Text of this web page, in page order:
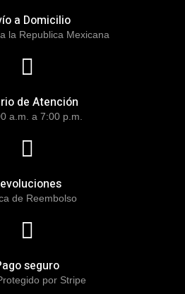
a Domicilio
la Republica Mexicana
de Atención
a.m. a 7:00 p.m.
de Reembolso
seguro
por Stripe